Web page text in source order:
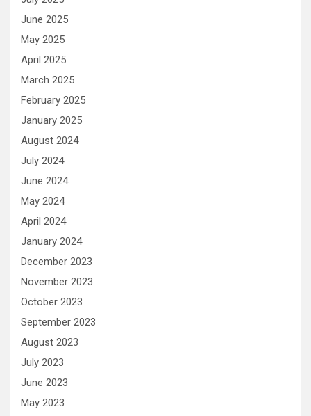
June 2025
May 2025
April 2025
March 2025
February 2025
January 2025
August 2024
July 2024
June 2024
May 2024
April 2024
January 2024
December 2023
November 2023
October 2023
September 2023
August 2023
July 2023
June 2023
May 2023